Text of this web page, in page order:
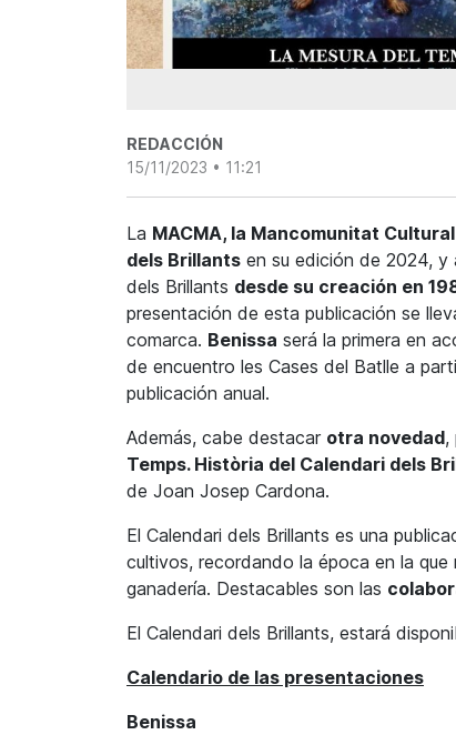
REDACCIÓN
15/11/2023 • 11:21
La MACMA, la Mancomunitat
dels Brillants en su edición de 2024, y
dels Brillants desde su creación en
presentación de esta publicación se
comarca. Benissa será la primera en
de encuentro les Cases del Batlle a
publicación anual.
Además, cabe destacar otra novedad,
Temps. Història del Calendari dels
de Joan Josep Cardona.
El Calendari dels Brillants es una
cultivos, recordando la época en la
ganadería. Destacables son las
El Calendari dels Brillants, estará
Calendario de las presentaciones
Benissa